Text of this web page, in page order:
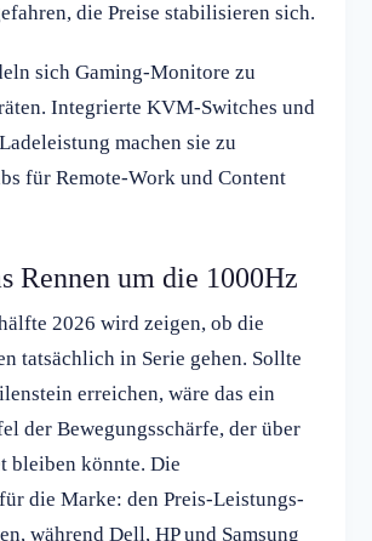
die Preise stabilisieren sich.
sich Gaming-Monitore zu
Integrierte KVM-Switches und
machen sie zu
für Remote-Work und Content
Rennen um die 1000Hz
2026 wird zeigen, ob die
tatsächlich in Serie gehen. Sollte
erreichen, wäre das ein
der Bewegungsschärfe, der über
bleiben könnte. Die
die Marke: den Preis-Leistungs-
während Dell, HP und Samsung